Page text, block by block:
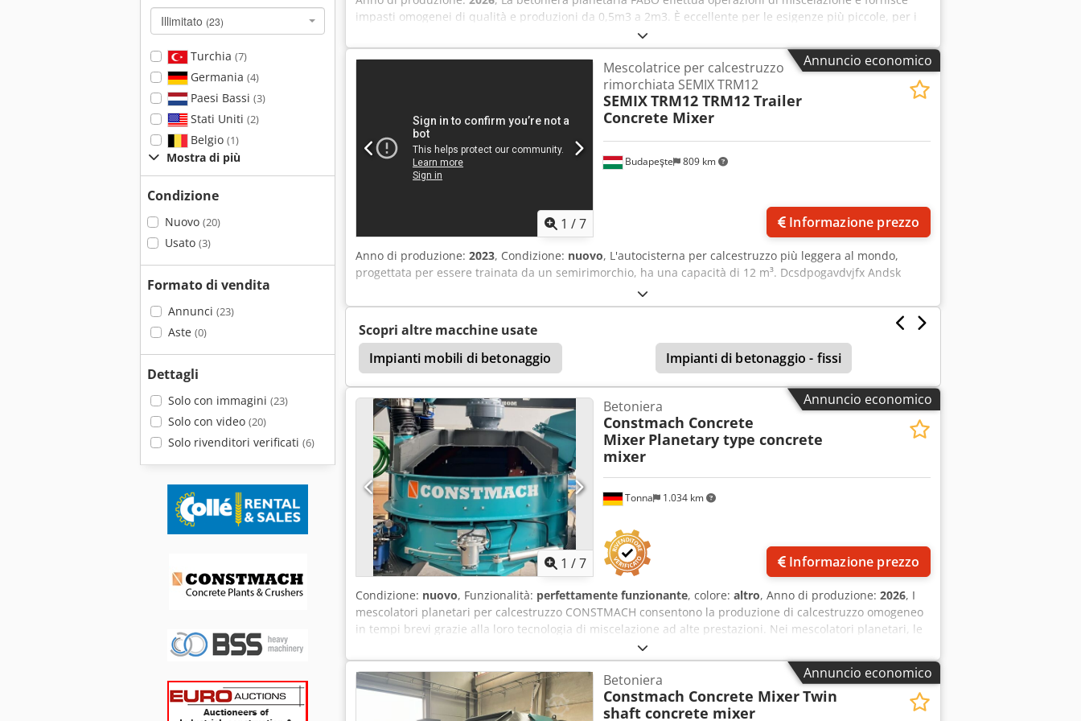
Illimitato (23)
Turchia (7)
Germania (4)
Paesi Bassi (3)
Stati Uniti (2)
Belgio (1)
Mostra di più
Condizione
Nuovo (20)
Usato (3)
Formato di vendita
Annunci (23)
Aste (0)
Dettagli
Solo con immagini (23)
Solo con video (20)
Solo rivenditori verificati (6)
impasti omogenei di qualità e produzioni da 0,5m3 a 2m3. È eccellente per le esigenze più piccole, per i
prodotti prefabbricati, per la miscelazione di calcestruzzo colorato semisecco, per il calcestruzzo
prefabbricato con falda, per il calcestruzzo fibrorinforzato, per il calcestruzzo autocompattante, ecc.
Capacità di calcestruzzo compattato m3 : 2 Capacità di carico m3 : 3 Potenza del mescolatore kW : 90
Riduttore = BONFIGLIOLI o marca equivalente Piastre di usura del corpo laterale 10 mm ST52 Piastre di
usura inferiori 12 mm HARDOX 500 Dsdpfezar Irex Andjck Piastre di usura del braccio di miscelazione 20
mm NI-HARD 400 Numero di stelle x numero di lame su ogni stella = 2X3 Porta di scarico idraulica
DISPONIBILE
Annuncio economico
1 /7
Budapeşte 809 km
Mescolatrice per calcestruzzo
rimorchiata SEMIX TRM12
SEMIXTRM12 TRM12 Trailer
Concrete Mixer
Informazione prezzo
Anno di produzione: 2023, Condizione: nuovo, L'autocisterna per calcestruzzo più leggera al mondo,
progettata per essere trainata da un semirimorchio, ha una capacità di 12 m³. Dcsdpogavdvjfx Andsk
Scopri altre macchine usate
Impianti mobili di betonaggio
Impianti di betonaggio - fissi
Annuncio economico
1 /7
Tonna 1.034 km
Betoniera
Constmach Concrete
Mixer Planetary type concrete
mixer
Informazione prezzo
Condizione: nuovo, Funzionalità: perfettamente funzionante, colore: altro, Anno di produzione: 2026, I
mescolatori planetari per calcestruzzo CONSTMACH consentono la produzione di calcestruzzo omogeneo
in tempi brevi grazie alla loro tecnologia di miscelazione ad alte prestazioni. Nei mescolatori planetari, le
braccia di miscelazione ruotano sia attorno al proprio asse sia attorno al centro, garantendo che ogni
parte dell'impasto venga lavorata in modo uniforme. Grazie a questo design unico, è possibile ottenere
calcestruzzo dalla perfetta consistenza in soli 30 secondi dall’introduzione dell’acqua. I mescolatori
planetari si distinguono dai classici mescolatori a doppio asse per efficienza energetica, risparmio di
cemento e superiore durabilità. Specifiche Tecniche dei Mescolatori Planetari per Calcestruzzo MODELLO:
Annuncio economico
Betoniera
Constmach Concrete MixerTwin
shaft concrete mixer